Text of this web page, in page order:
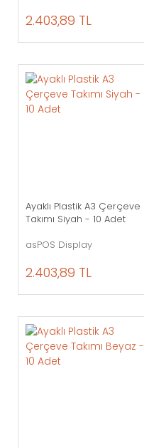
2.403,89 TL
Ayaklı Plastik A3 Çerçeve
Takımı Siyah - 10 Adet
asPOS Display
2.403,89 TL